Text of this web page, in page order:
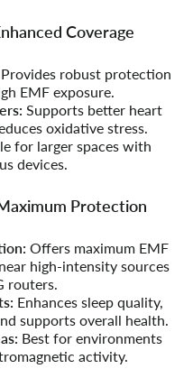
Coverage
Provides robust protection
EMF exposure.
Supports better heart
oxidative stress.
for larger spaces with
devices.
Protection
Offers maximum EMF
high-intensity sources
routers.
Enhances sleep quality,
supports overall health.
Best for environments
activity.